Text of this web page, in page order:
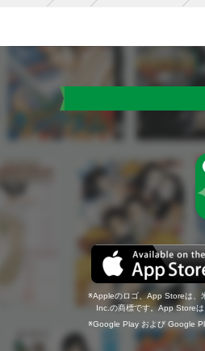
Appleのロゴ、App Storeは、
Inc.の商標です。App Store
Google Play および Google